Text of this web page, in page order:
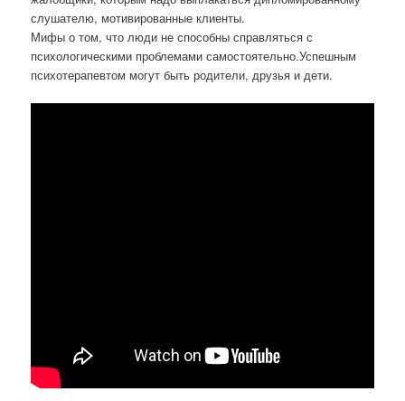
слушателю, мотивированные клиенты.
Мифы о том, что люди не способны справляться с
психологическими проблемами самостоятельно.Успешным
психотерапевтом могут быть родители, друзья и дети.